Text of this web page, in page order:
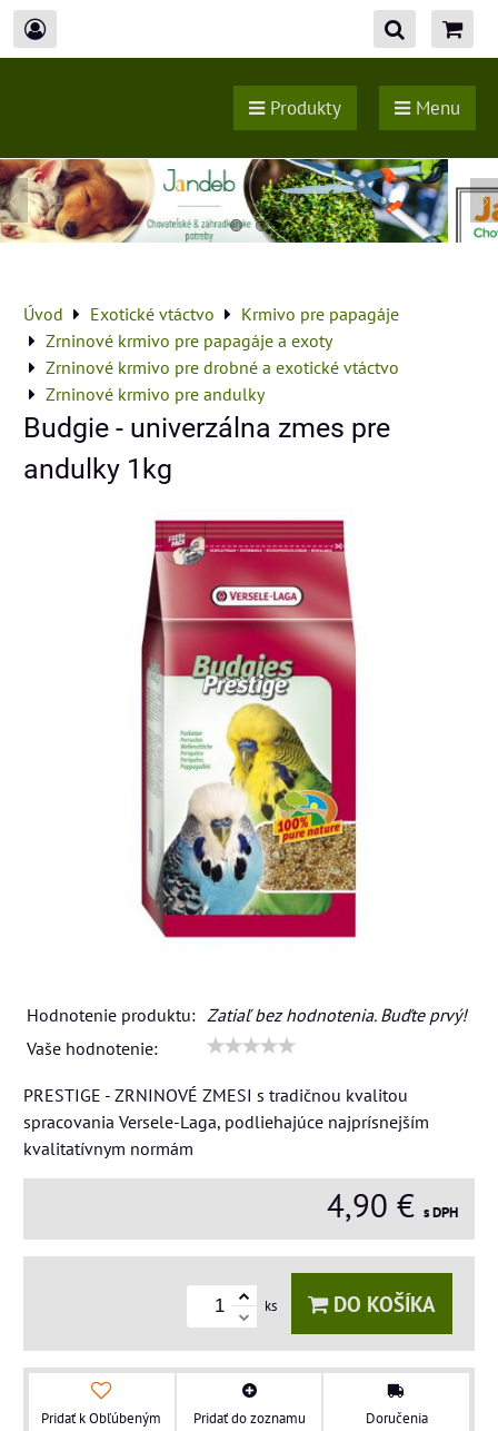
Produkty Menu
Úvod Exotické vtáctvo
Krmivo pre papagáje
Zrninové krmivo pre papagáje a exoty
Zrninové krmivo pre drobné a exotické vtáctvo
Zrninové krmivo pre andulky
Budgie - univerzálna zmes pre
andulky 1kg
Hodnotenie produktu: Zatiaľ bez hodnotenia. Buďte prvý!
Vaše hodnotenie:
PRESTIGE - ZRNINOVÉ ZMESI s tradičnou kvalitou
spracovania Versele-Laga, podliehajúce najprísnejším
kvalitatívnym normám
4,90 € s DPH
ks DO KOŠÍKA
Pridať k Obľúbeným Pridať do zoznamu Doručenia